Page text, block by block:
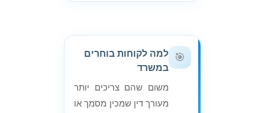
🎯 למה לקוחות בוחרים
במשרד
משום שהם צריכים יותר
מעורך דין שמכין מסמך או